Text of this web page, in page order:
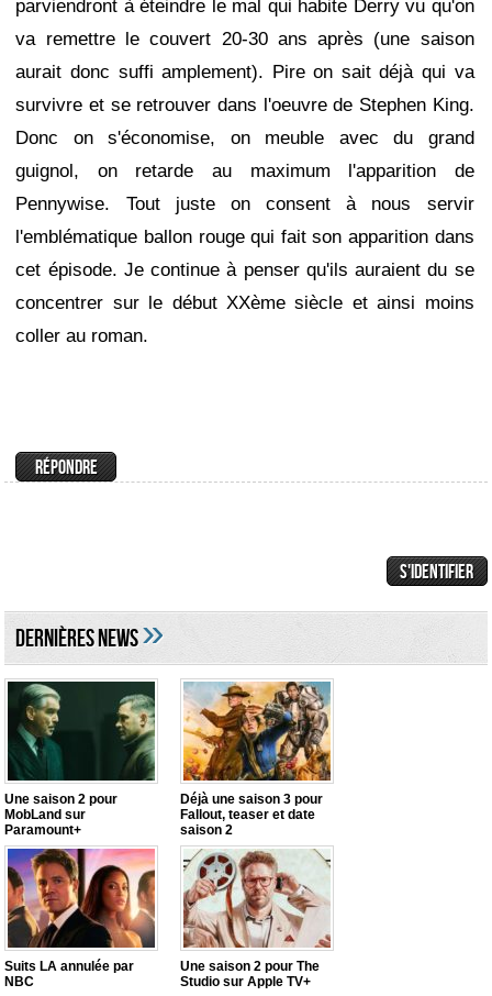
parviendront à éteindre le mal qui habite Derry vu qu'on
va remettre le couvert 20-30 ans après (une saison
aurait donc suffi amplement). Pire on sait déjà qui va
survivre et se retrouver dans l'oeuvre de Stephen King.
Donc on s'économise, on meuble avec du grand
guignol, on retarde au maximum l'apparition de
Pennywise. Tout juste on consent à nous servir
l'emblématique ballon rouge qui fait son apparition dans
cet épisode. Je continue à penser qu'ils auraient du se
concentrer sur le début XXème siècle et ainsi moins
coller au roman.
DERNIÈRES NEWS»
Une saison 2 pour
MobLand sur
Paramount+
Déjà une saison 3 pour
Fallout, teaser et date
saison 2
Suits LA annulée par
NBC
Une saison 2 pour The
Studio sur Apple TV+